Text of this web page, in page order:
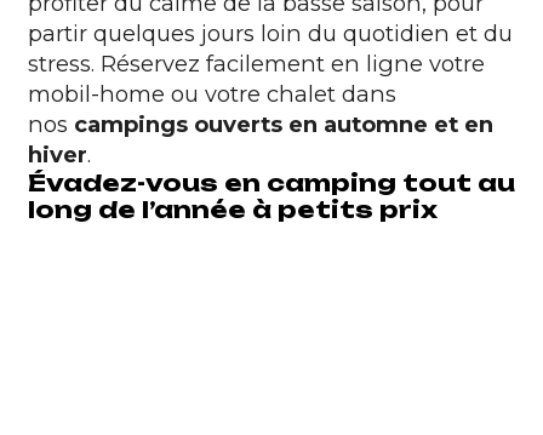
partir quelques jours loin du quotidien et du
stress. Réservez facilement en ligne votre
mobil-home ou votre chalet dans
nos campings ouverts en automne et en
hiver.
Évadez-vous en camping tout au
long de l’année à petits prix